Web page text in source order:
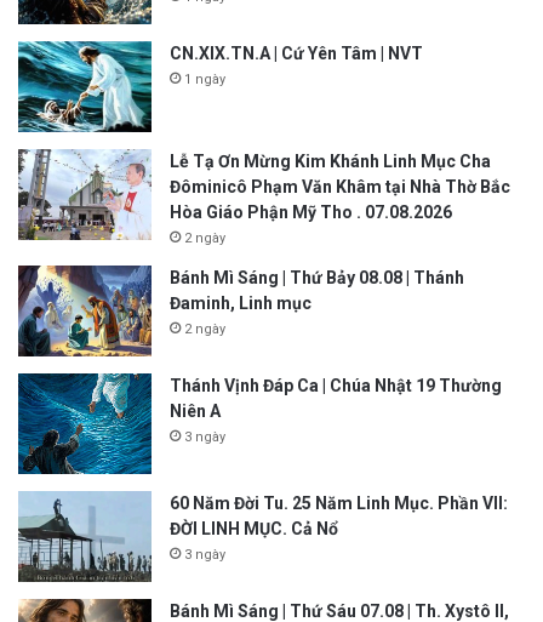
CN.XIX.TN.A | Cứ Yên Tâm | NVT
1 ngày
Lễ Tạ Ơn Mừng Kim Khánh Linh Mục Cha
Đôminicô Phạm Văn Khâm tại Nhà Thờ Bắc
Hòa Giáo Phận Mỹ Tho . 07.08.2026
2 ngày
Bánh Mì Sáng | Thứ Bảy 08.08 | Thánh
Đaminh, Linh mục
2 ngày
Thánh Vịnh Đáp Ca | Chúa Nhật 19 Thường
Niên A
3 ngày
60 Năm Đời Tu. 25 Năm Linh Mục. Phần VII:
ĐỜI LINH MỤC. Cả Nổ
3 ngày
Bánh Mì Sáng | Thứ Sáu 07.08 | Th. Xystô II,